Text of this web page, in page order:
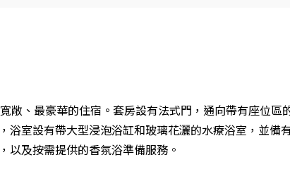
敞、最豪華的住宿。套房設有法式門，通向帶有座位區
室設有帶大型浸泡浴缸和玻璃花灑的水療浴室，並備
以及按需提供的香氛浴準備服務。